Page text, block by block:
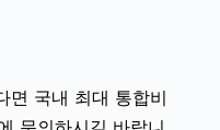
면 국내 최대 통합비